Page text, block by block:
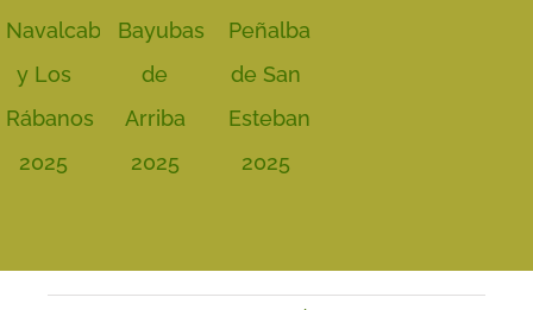
Navalcaballo
y Los
Rábanos
2025
Bayubas
de
Arriba
2025
Peñalba
de San
Esteban
2025